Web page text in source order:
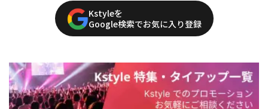
Kstyleを
Google検索でお気に入り登録